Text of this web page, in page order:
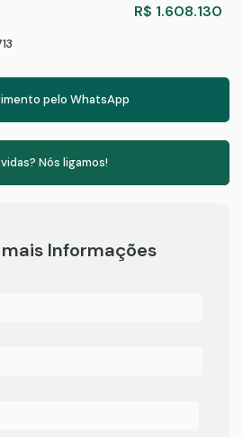
R$ 1.608.130
pelo WhatsApp
Nós ligamos!
Informações